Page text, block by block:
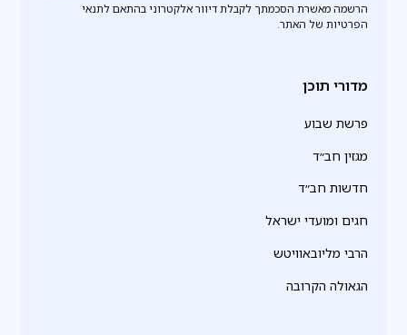
הרשמה מאשרת הסכמתך לקבלת דיוור אלקטרוני בהתאם לתנאי
הפרטיות של האתר.
מדורי תוכן
פרשת שבוע
מגזין חב״ד
חדשות חב״ד
חגים ומועדי ישראל
הרבי מליובאוויטש
הגאולה הקרובה